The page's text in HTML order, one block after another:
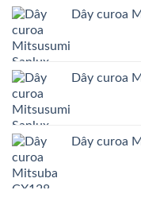
Dây curoa
Dây curoa
Dây curoa